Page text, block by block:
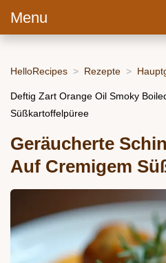
Menu
HelloRecipes Rezepte
Deftig Zart Orange Oil Smoky
Süßkartoffelpüree
Geräucherte
Auf Cremigem